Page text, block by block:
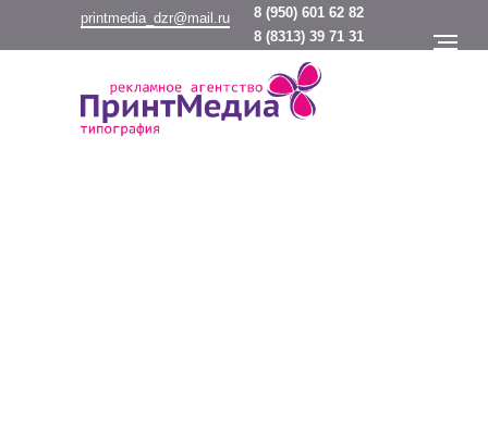
8 (950) 601 62 82
printmedia_dzr@mail.ru
8 (8313) 39 71 31